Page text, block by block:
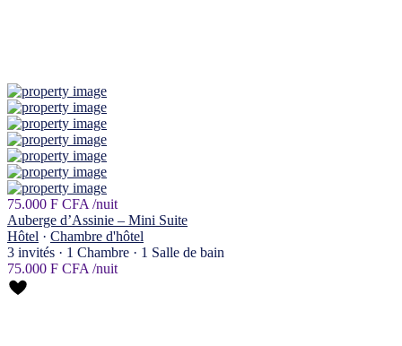
75.000 F CFA /nuit
Auberge d’Assinie – Mini Suite
Hôtel · Chambre d'hôtel
3 invités · 1 Chambre · 1 Salle de bain
75.000 F CFA /nuit